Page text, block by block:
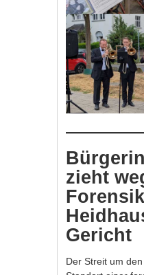
zieht
Gericht
Der Streit um